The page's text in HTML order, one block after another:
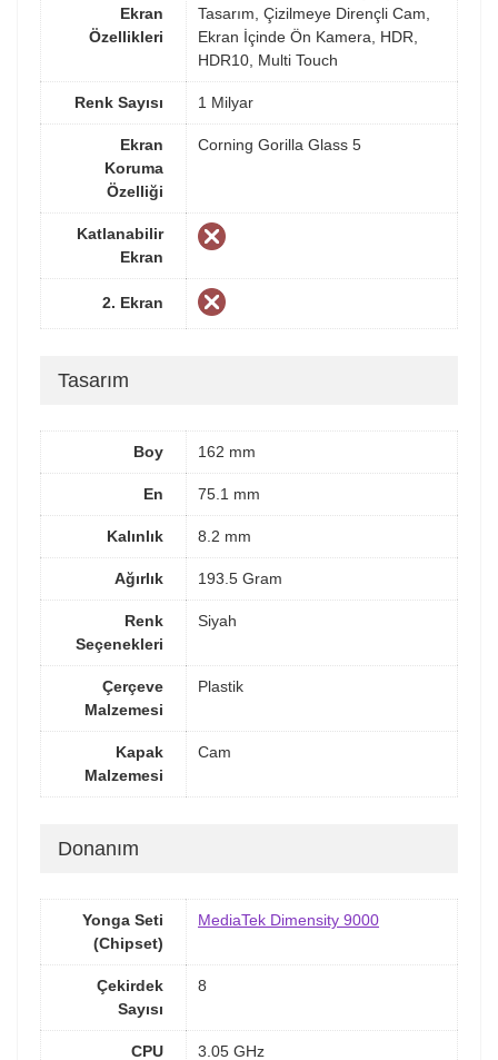
Ekran
Özellikleri
Tasarım, Çizilmeye Dirençli Cam,
Ekran İçinde Ön Kamera, HDR,
HDR10, Multi Touch
Renk Sayısı 1 Milyar
Ekran
Koruma
Özelliği
Corning Gorilla Glass 5
Katlanabilir
Ekran
2. Ekran
Tasarım
Boy 162 mm
En 75.1 mm
Kalınlık 8.2 mm
Ağırlık 193.5 Gram
Renk
Seçenekleri
Siyah
Çerçeve
Malzemesi
Plastik
Kapak
Malzemesi
Cam
Donanım
Yonga Seti
(Chipset)
MediaTek Dimensity 9000
Çekirdek
Sayısı
8
CPU 3.05 GHz